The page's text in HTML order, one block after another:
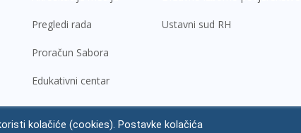
Pregledi rada
Proračun Sabora
Edukativni centar
Ustavni sud RH
kolačiće (cookies). Postavke kolačića